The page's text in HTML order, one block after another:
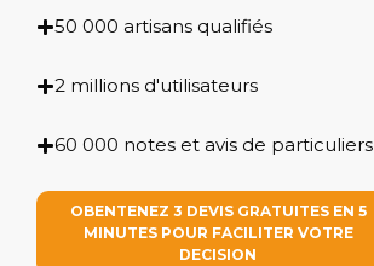
50 000 artisans qualifiés
2 millions d'utilisateurs
60 000 notes et avis de particuliers
OBENTENEZ 3 DEVIS GRATUITES EN 5
MINUTES POUR FACILITER VOTRE
DECISION